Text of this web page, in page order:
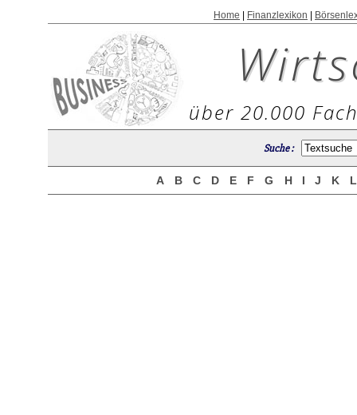
Home Finanzlexikon
über 20.000
Suche :
A B C D E F G H I J K